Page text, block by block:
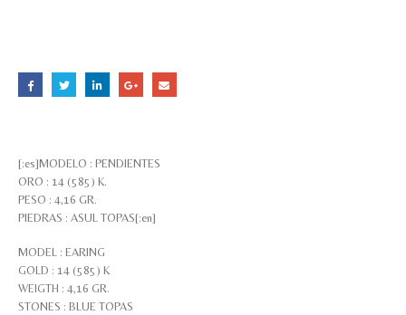
[:es]MODELO : PENDIENTES
ORO : 14 (585) K.
PESO : 4,16 GR.
PIEDRAS : ASUL TOPAS[:en]
MODEL : EARING
GOLD : 14 (585) K
WEIGTH : 4,16 GR.
STONES : BLUE TOPAS